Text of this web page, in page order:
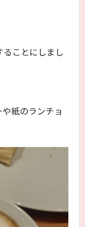
ことにしまし
紙のランチョ